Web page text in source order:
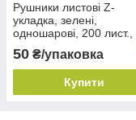
Рушники листові Z-
укладка, зелені,
одношарові, 200 лист.,
23x22см "ТМ
50 ₴/упаковка
Купити